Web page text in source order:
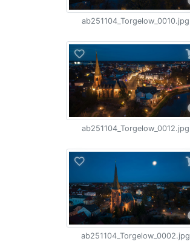
ab251104_Torgelow_0010.jpg
ab251104_Torgelow_0012.jpg
ab251104_Torgelow_0002.jpg